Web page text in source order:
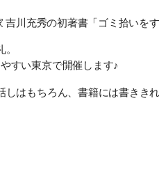
川充秀の初著書「ゴミ拾い
すい東京で開催します♪
しはもちろん、書籍には書きき